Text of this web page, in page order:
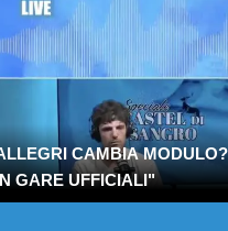
CAMBIA
GARE UFFICIALI"